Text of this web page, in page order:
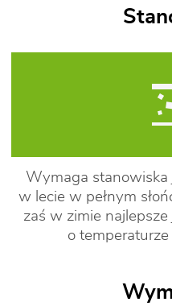
Wymaga stanowiska
w lecie w pełnym
zaś w zimie
o temperaturze